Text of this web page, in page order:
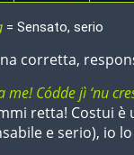
= Sensato, serio
corretta,
me! Códde jì ‘nu
retta! Costui
e serio), io